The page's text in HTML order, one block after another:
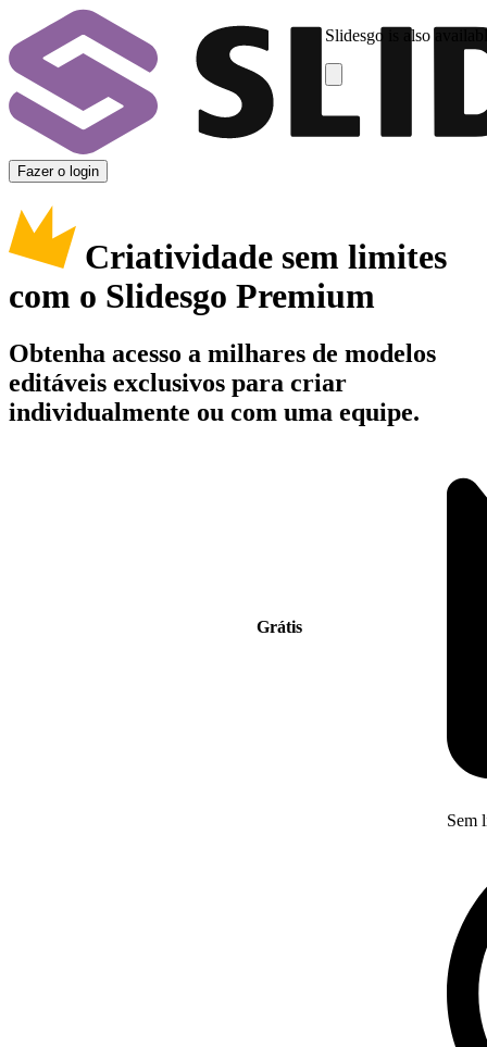
Slidesgo is also
Fazer o login
Criatividade sem limites
com o Slidesgo Premium
Obtenha acesso a milhares de modelos
editáveis exclusivos para criar
individualmente ou com uma equipe.
Grátis
Sem